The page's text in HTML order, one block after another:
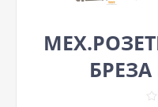
БРЕЗА